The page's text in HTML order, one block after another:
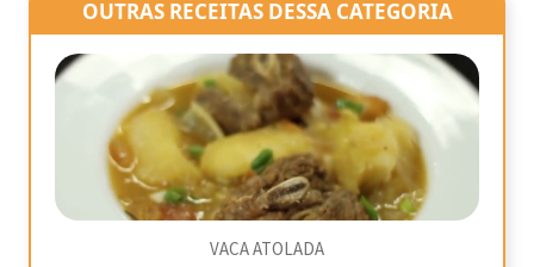
OUTRAS RECEITAS DESSA CATEGORIA
VACA ATOLADA